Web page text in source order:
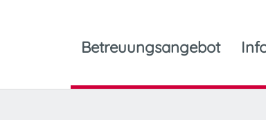
Betreuungsangebot